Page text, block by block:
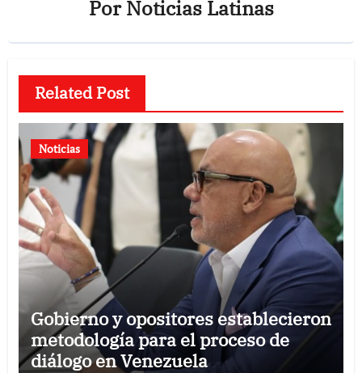
PorNoticias Latinas
Related Post
Noticias
Gobierno y opositores establecieron
metodología para el proceso de
diálogo en Venezuela